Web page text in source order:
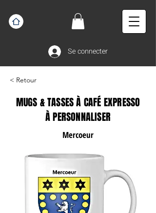
Se connecter
< Retour
MUGS & TASSES À CAFÉ EXPRESSO
À PERSONNALISER
Mercoeur